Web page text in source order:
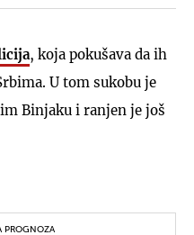
, koja pokušava da ih
U tom sukobu je
Binjaku i ranjen je još
PROGNOZA